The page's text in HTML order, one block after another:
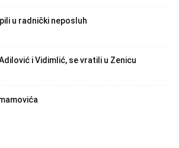
u radnički neposluh
i Vidimlić, se vratili u Zenicu